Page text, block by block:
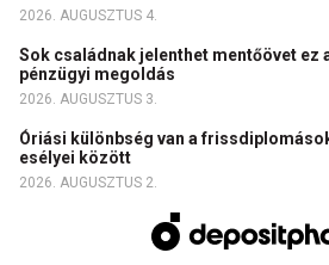
2026. AUGUSZTUS 4.
Sok családnak jelenthet mentőövet ez
pénzügyi megoldás
2026. AUGUSZTUS 3.
Óriási különbség van a
esélyei között
2026. AUGUSZTUS 2.